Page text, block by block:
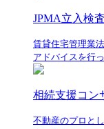
JPMA立入検
賃貸住宅管理業
アドバイスを行
相続支援コン
不動産のプロと